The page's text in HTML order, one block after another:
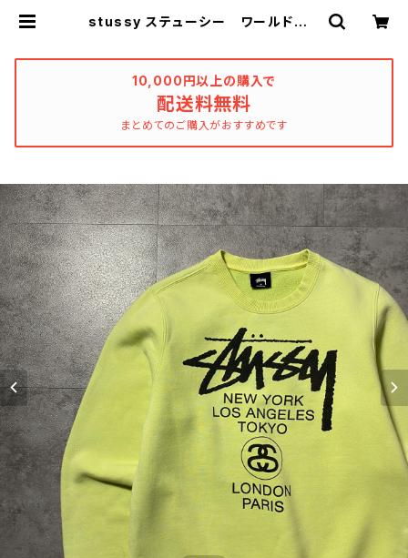
stussy ステューシー ワールドツア
thing_katharsis
10,000円以上の購入で
配送料無料
まとめてのご購入がおすすめです